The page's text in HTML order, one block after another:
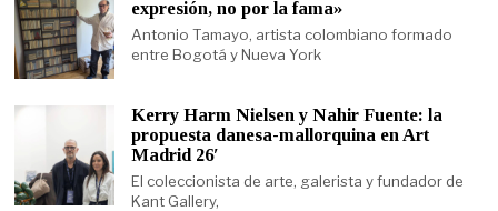
expresión, no por la fama»
Antonio Tamayo, artista colombiano formado
entre Bogotá y Nueva York
Kerry Harm Nielsen y Nahir Fuente: la
propuesta danesa-mallorquina en Art
Madrid 26′
El coleccionista de arte, galerista y fundador de
Kant Gallery,